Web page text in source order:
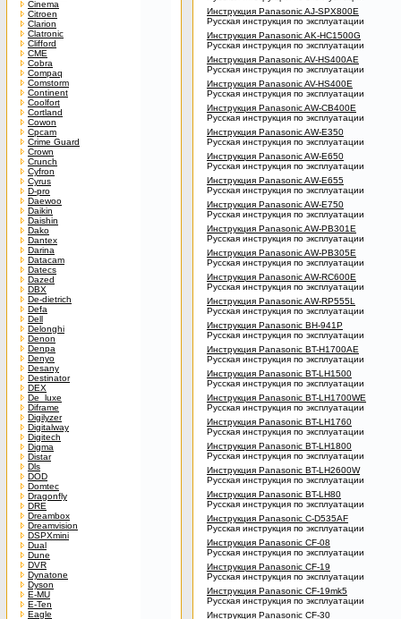
Cinema
Citroen
Clarion
Clatronic
Clifford
CME
Cobra
Compaq
Comstorm
Continent
Coolfort
Cortland
Cowon
Cpcam
Crime Guard
Crown
Crunch
Cyfron
Cyrus
D-pro
Daewoo
Daikin
Daishin
Dako
Dantex
Darina
Datacam
Datecs
Dazed
DBX
De-dietrich
Defa
Dell
Delonghi
Denon
Denpa
Denyo
Desany
Destinator
DEX
De_luxe
Diframe
Digilyzer
Digitalway
Digitech
Digma
Distar
Dls
DOD
Domtec
Dragonfly
DRE
Dreambox
Dreamvision
DSPXmini
Dual
Dune
DVR
Dynatone
Dyson
E-MU
E-Ten
Eagle
Инструкция Panasonic AJ-SPX800E
Русская инструкция по эксплуатации
Инструкция Panasonic AK-HC1500G
Русская инструкция по эксплуатации
Инструкция Panasonic AV-HS400AE
Русская инструкция по эксплуатации
Инструкция Panasonic AV-HS400E
Русская инструкция по эксплуатации
Инструкция Panasonic AW-CB400E
Русская инструкция по эксплуатации
Инструкция Panasonic AW-E350
Русская инструкция по эксплуатации
Инструкция Panasonic AW-E650
Русская инструкция по эксплуатации
Инструкция Panasonic AW-E655
Русская инструкция по эксплуатации
Инструкция Panasonic AW-E750
Русская инструкция по эксплуатации
Инструкция Panasonic AW-PB301E
Русская инструкция по эксплуатации
Инструкция Panasonic AW-PB305E
Русская инструкция по эксплуатации
Инструкция Panasonic AW-RC600E
Русская инструкция по эксплуатации
Инструкция Panasonic AW-RP555L
Русская инструкция по эксплуатации
Инструкция Panasonic BH-941P
Русская инструкция по эксплуатации
Инструкция Panasonic BT-H1700AE
Русская инструкция по эксплуатации
Инструкция Panasonic BT-LH1500
Русская инструкция по эксплуатации
Инструкция Panasonic BT-LH1700WE
Русская инструкция по эксплуатации
Инструкция Panasonic BT-LH1760
Русская инструкция по эксплуатации
Инструкция Panasonic BT-LH1800
Русская инструкция по эксплуатации
Инструкция Panasonic BT-LH2600W
Русская инструкция по эксплуатации
Инструкция Panasonic BT-LH80
Русская инструкция по эксплуатации
Инструкция Panasonic C-D535AF
Русская инструкция по эксплуатации
Инструкция Panasonic CF-08
Русская инструкция по эксплуатации
Инструкция Panasonic CF-19
Русская инструкция по эксплуатации
Инструкция Panasonic CF-19mk5
Русская инструкция по эксплуатации
Инструкция Panasonic CF-30